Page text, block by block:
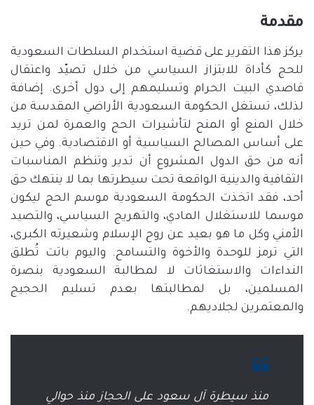
مقدمة
يركز هذا التقرير على قضية استخدام السلطات السعودية
للحج كأداة للابتزاز السياسي من خلال تصيّد واعتقال
قاصدي البيت الحرام وتسليمهم إلى دول أخرى. إضافة
لذلك، تستغل الحكومة السعودية الأراضي المقدسة من
خلال المنع أو المنح لتأشيرات الحج والعمرة لمن تريد
على أساس المصالح السياسية أو الاقتصادية. وفي حين
أنه من حق الدول المشروع أن تدير وتنظم المناسبات
الثقافية والدينية الواقعة تحت سيطرتها بما لا ينتهك حق
أحد، فقد اتخذت الحكومة السعودية موسم الحج ليكون
موسما للاستغلال المادي، والتهريج السياسي، والتصيد
الأمني وكل ما هو بعيد عن روح الإسلام وشعيرته الكبرى،
التي ترمز للوحدة والأخوة والتسامح. واليوم باتت تُطلق
النداءات والاستغاثات لا لمطالبة السعودية بنصرة
المسلمين، بل لمطالبتها بعدم تسليم الحجيج
والمعتمرين لجلاديهم.
منذ سيطرة آل سعود على الحجاز منذ حوالي